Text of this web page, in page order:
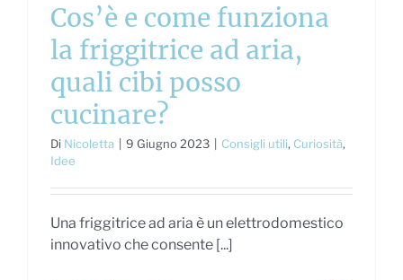
Cos’è e come funziona
la friggitrice ad aria,
quali cibi posso
cucinare?
Di Nicoletta 9 Giugno 2023 Consigli utili, Curiosità,
Idee
Una friggitrice ad aria è un elettrodomestico
innovativo che consente [...]